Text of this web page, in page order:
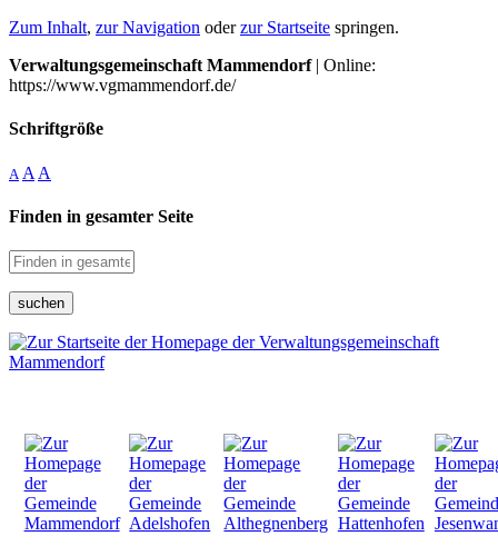
Zum Inhalt, zur Navigation oderzur Startseite springen.
Verwaltungsgemeinschaft Mammendorf| Online:
https://www.vgmammendorf.de/
Schriftgröße
A A A
Finden in gesamter Seite
suchen